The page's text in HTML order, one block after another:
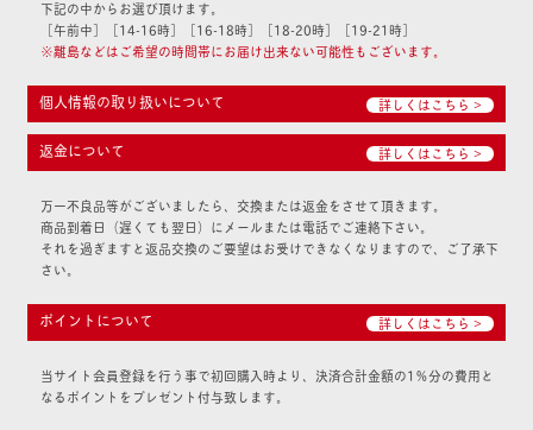
下記の中からお選び頂けます。
［午前中］［14-16時］［16-18時］［18-20時］［19-21時］
※離島などはご希望の時間帯にお届け出来ない可能性もございます。
個人情報の取り扱いについて 詳しくはこちら >
返金について 詳しくはこちら >
万一不良品等がございましたら、交換または返金をさせて頂きます。
商品到着日（遅くても翌日）にメールまたは電話でご連絡下さい。
それを過ぎますと返品交換のご要望はお受けできなくなりますので、ご了承下
さい。
ポイントについて 詳しくはこちら >
当サイト会員登録を行う事で初回購入時より、決済合計金額の1％分の費用と
なるポイントをプレゼント付与致します。